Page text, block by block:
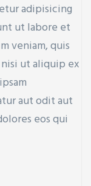
adipisicing
ut labore et
veniam, quis
ut aliquip ex
aut odit aut
eos qui